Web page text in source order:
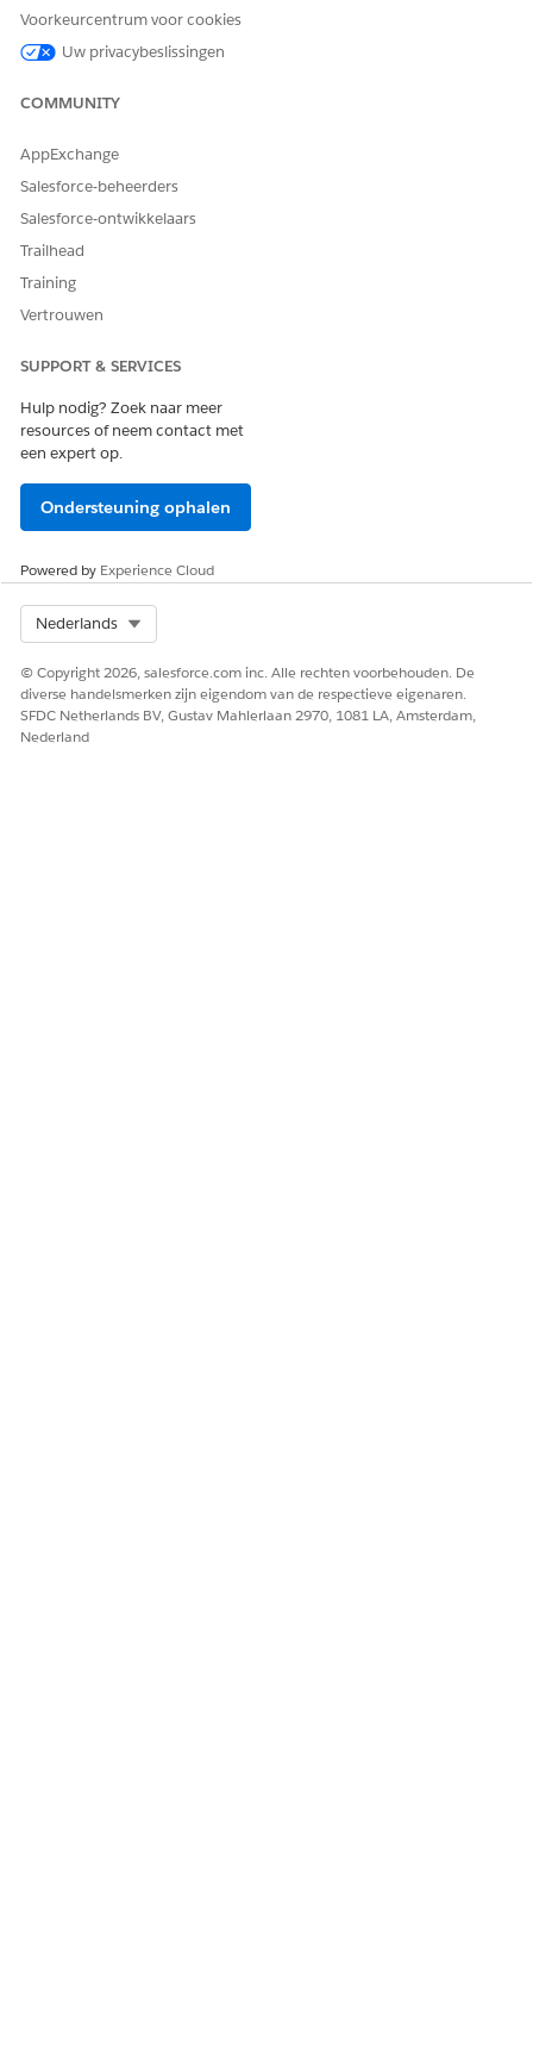
Ja
Voorkeurcentrum voor cookies
Uw privacybeslissingen
COMMUNITY
AppExchange
Salesforce-beheerders
Salesforce-ontwikkelaars
Trailhead
Training
Vertrouwen
SUPPORT & SERVICES
Hulp nodig? Zoek naar meer
resources of neem contact met
een expert op.
Ondersteuning ophalen
Powered by Experience Cloud
Nederlands
© Copyright 2026, salesforce.com inc. Alle rechten voorbehouden. De
diverse handelsmerken zijn eigendom van de respectieve eigenaren.
SFDC Netherlands BV, Gustav Mahlerlaan 2970, 1081 LA, Amsterdam,
Nederland